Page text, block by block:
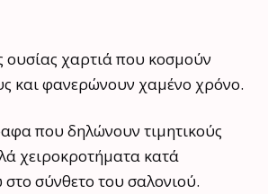
ουσίας χαρτιά που κοσμούν
και φανερώνουν χαμένο χρόνο.
που δηλώνουν τιμητικούς
χειροκροτήματα κατά
σύνθετο του σαλονιού.